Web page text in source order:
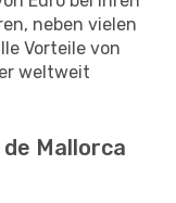
neben vielen
Vorteile von
weltweit
Mallorca